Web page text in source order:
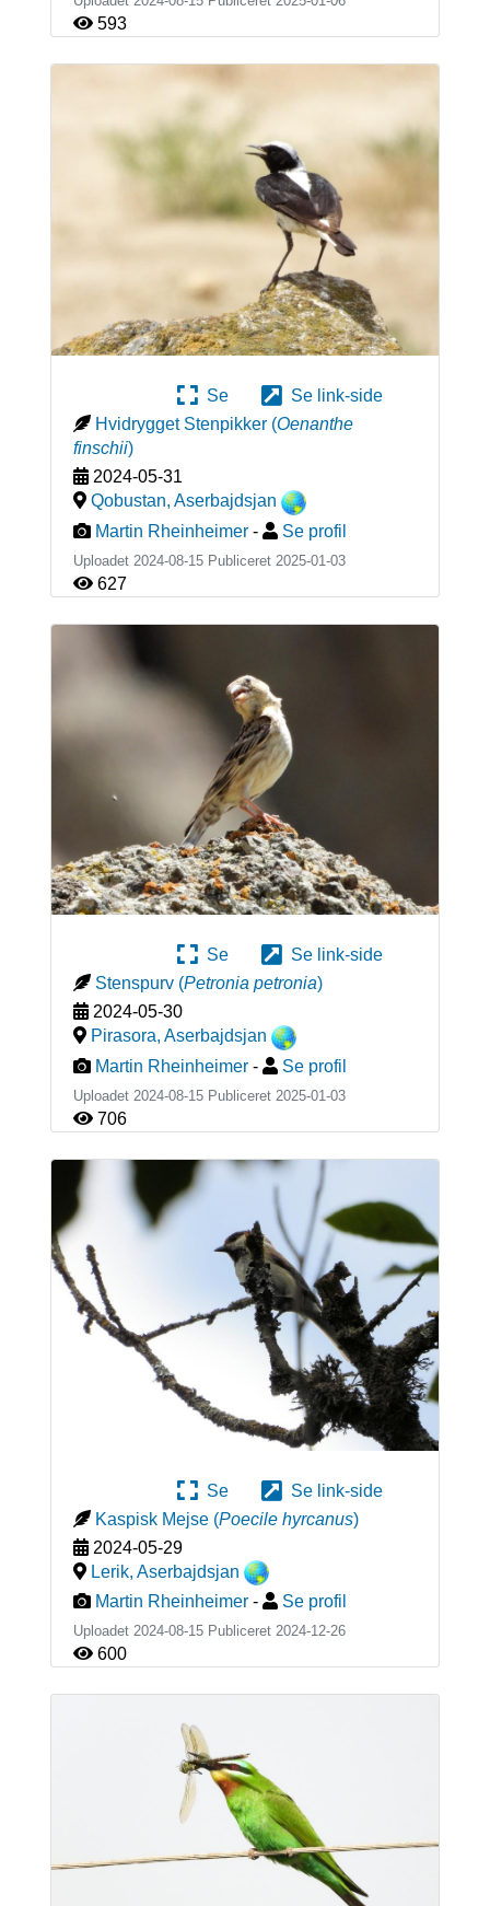
593
Se
Se link-side
Hvidrygget Stenpikker (Oenanthe
finschii)
2024-05-31
Qobustan, Aserbajdsjan
Martin Rheinheimer - Se profil
Uploadet 2024-08-15 Publiceret 2025-01-03
627
Se
Se link-side
Stenspurv (Petronia petronia)
2024-05-30
Pirasora, Aserbajdsjan
Martin Rheinheimer - Se profil
Uploadet 2024-08-15 Publiceret 2025-01-03
706
Se
Se link-side
Kaspisk Mejse (Poecile hyrcanus)
2024-05-29
Lerik, Aserbajdsjan
Martin Rheinheimer - Se profil
Uploadet 2024-08-15 Publiceret 2024-12-26
600